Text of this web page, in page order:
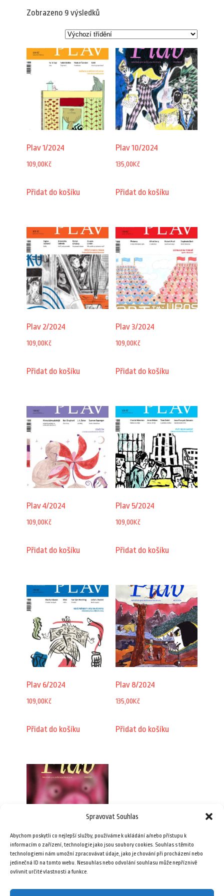
Spravovat Souhlas
Abychom poskytli co nejlepší služby, používáme k ukládání a/nebo přístupu k
informacím o zařízení, technologie jako jsou soubory cookies. Souhlas s těmito
technologiemi nám umožní zpracovávat údaje, jako je chování při procházení nebo
jedinečná ID na tomto webu. Nesouhlas nebo odvolání souhlasu může nepříznivě
ovlivnit určité vlastnosti a funkce.
Zobrazeno 9 výsledků
Plav 1/2024
109,00Kč
Přidat do košíku
Plav 10/2024
135,00Kč
Přidat do košíku
Plav 2/2024
109,00Kč
Přidat do košíku
Plav 3/2024
109,00Kč
Přidat do košíku
Plav 4/2024
109,00Kč
Přidat do košíku
Plav 5/2024
109,00Kč
Přidat do košíku
Plav 6/2024
109,00Kč
Přidat do košíku
Plav 8/2024
135,00Kč
Přidat do košíku
Plav 9/2024